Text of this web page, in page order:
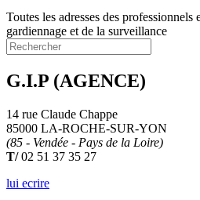
Toutes les adresses des professionnels
gardiennage et de la surveillance
G.I.P (AGENCE)
14 rue Claude Chappe
85000 LA-ROCHE-SUR-YON
(85 - Vendée - Pays de la Loire)
T/02 51 37 35 27
lui ecrire